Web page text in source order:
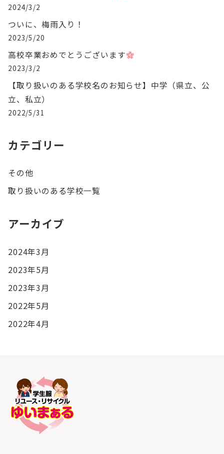
2024/3/2
ついに、梅雨入り！
2023/5/20
高校卒業おめでとうございます
2023/3/2
【取り扱いのある学校名のお知らせ】中学（県立、公
立、私立）
2022/5/31
カテゴリー
その他
取り扱いのある学校一覧
アーカイブ
2024年3月
2023年5月
2023年3月
2022年5月
2022年4月